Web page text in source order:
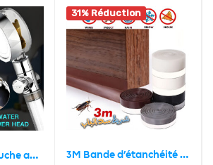
Pommeau de Douche avec Ventilateur Économie 360 Degrés Rotation
31% Réduction
3M Bande d’étanchéité insonorisante anti-poussière,Auto-Adhésive pour le bas des portes